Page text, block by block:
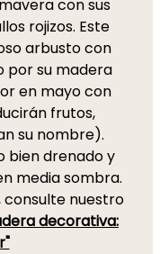
con sus
rojizos. Este
arbusto con
por su madera
en mayo con
frutos,
su nombre).
bien drenado y
media sombra.
nuestro
decorativa: